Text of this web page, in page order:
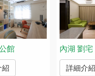
館
紹
內湖 劉宅
詳細介紹